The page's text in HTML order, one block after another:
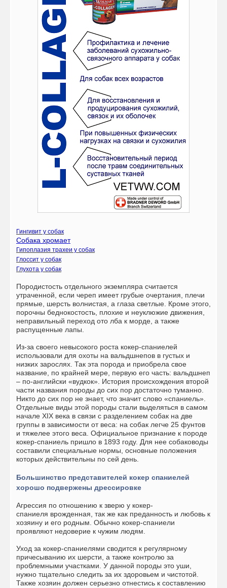
Гингивит у собак
Собака хромает
Гипоплазия трахеи у собак
Глоссит у собак
Глухота у собак
Породистость отдельного экземпляра считается
утраченной, если череп имеет грубые очертания, плечи
прямые, шерсть волнистая, а глаза светлые. Кроме этого,
порочны беднокостость, плохие и неуклюжие движения,
неправильный переход ото лба к морде, а также
распущенные лапы.
Из-за своего невысокого роста кокер-спаниелей
использовали для охоты на вальдшнепов в густых и
низких зарослях. Так эта порода и приобрела свое
название, по крайней мере, первую его часть: вальдшнеп
– по-английски «вудкок». История происхождения второй
части названия породы до сих пор достаточно туманно.
Никто до сих пор не знает, что значит слово «спаниель».
Отдельные виды этой породы стали выделяться в самом
начале XIX века в связи с разделением собак на две
группы в зависимости от веса: на собак легче 25 фунтов
и тяжелее этого веса. Официальное признание к породе
кокер-спаниель пришло в 1893 году. Для нее собаководы
составили специальные нормы, основные положения
которых действительны по сей день.
Большинство представителей кокер спаниелей
хорошо подвержены дрессировке
Агрессия по отношению к зверю у кокер-
спаниеля врожденная, так же как преданность и любовь к
хозяину и его родным. Обычно кокер-спаниели
проявляют недоверие к чужим людям.
Уход за кокер-спаниелями сводится к регулярному
причесыванию их шерсти, а также контролю за
проблемными участками. У данной породы это уши,
нужно тщательно следить за их здоровьем и чистотой.
Также хозяин должен серьезно отнестись к составлению